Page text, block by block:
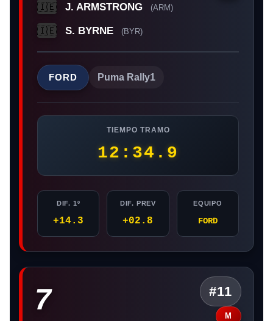
🇮🇪 J. ARMSTRONG (ARM)
🇮🇪 S. BYRNE (BYR)
FORD Puma Rally1
TIEMPO TRAMO
12:34.9
DIF. 1º
+14.3
DIF. PREV
+02.8
EQUIPO
FORD
7 #11
M